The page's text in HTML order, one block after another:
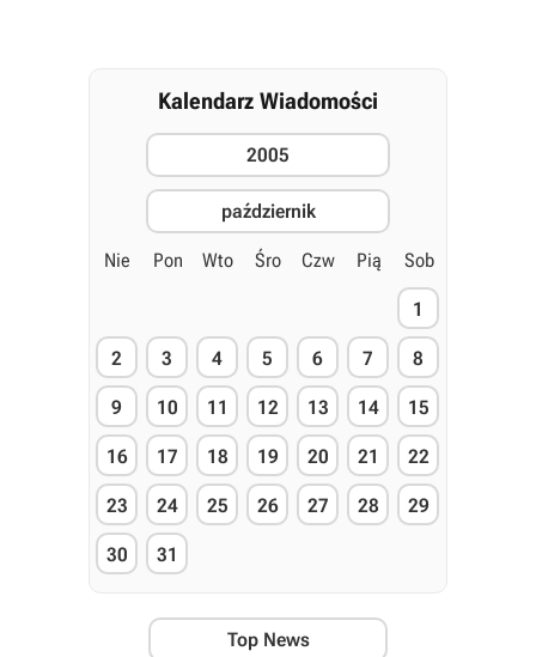
Kalendarz Wiadomości
2005
październik
Nie Pon Wto Śro Czw Pią Sob
1
2 3 4 5 6 7 8
9 10 11 12 13 14 15
16 17 18 19 20 21 22
23 24 25 26 27 28 29
30 31
Top News